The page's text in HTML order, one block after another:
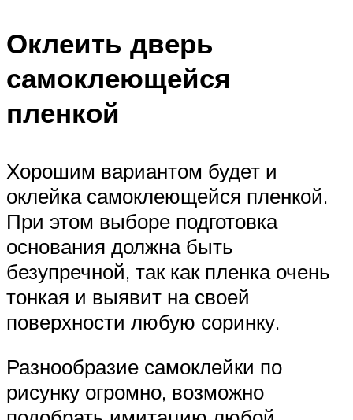
Оклеить дверь
самоклеющейся
пленкой
Хорошим вариантом будет и
оклейка самоклеющейся пленкой.
При этом выборе подготовка
основания должна быть
безупречной, так как пленка очень
тонкая и выявит на своей
поверхности любую соринку.
Разнообразие самоклейки по
рисунку огромно, возможно